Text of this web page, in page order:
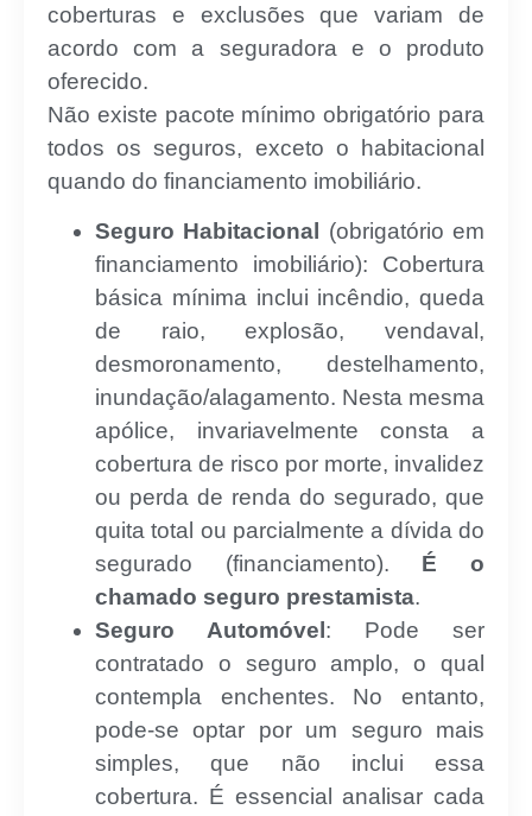
coberturas e exclusões que variam de
acordo com a seguradora e o produto
oferecido.
Não existe pacote mínimo obrigatório para
todos os seguros, exceto o habitacional
quando do financiamento imobiliário.
Seguro Habitacional
(obrigatório em
financiamento imobiliário): Cobertura
básica mínima inclui incêndio, queda
de raio, explosão, vendaval,
desmoronamento, destelhamento,
inundação/alagamento. Nesta mesma
apólice, invariavelmente consta a
cobertura de risco por morte, invalidez
ou perda de renda do segurado, que
quita total ou parcialmente a dívida do
segurado (financiamento). É o
chamado seguro prestamista.
Seguro Automóvel : Pode ser
contratado o seguro amplo, o qual
contempla enchentes. No entanto,
pode-se optar por um seguro mais
simples, que não inclui essa
cobertura. É essencial analisar cada